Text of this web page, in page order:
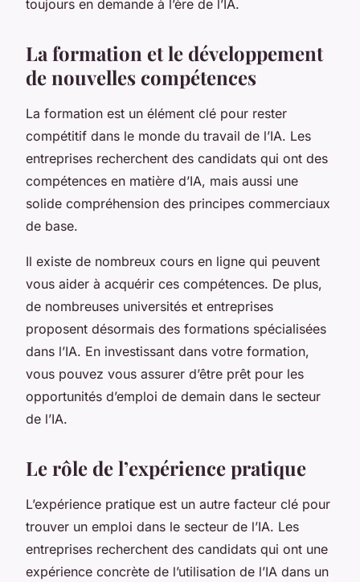
toujours en demande à l’ère de l’IA.
La formation et le développement
de nouvelles compétences
La formation est un élément clé pour rester
compétitif dans le monde du travail de l’IA. Les
entreprises recherchent des candidats qui ont des
compétences en matière d’IA, mais aussi une
solide compréhension des principes commerciaux
de base.
Il existe de nombreux cours en ligne qui peuvent
vous aider à acquérir ces compétences. De plus,
de nombreuses universités et entreprises
proposent désormais des formations spécialisées
dans l’IA. En investissant dans votre formation,
vous pouvez vous assurer d’être prêt pour les
opportunités d’emploi de demain dans le secteur
de l’IA.
Le rôle de l’expérience pratique
L’expérience pratique est un autre facteur clé pour
trouver un emploi dans le secteur de l’IA. Les
entreprises recherchent des candidats qui ont une
expérience concrète de l’utilisation de l’IA dans un